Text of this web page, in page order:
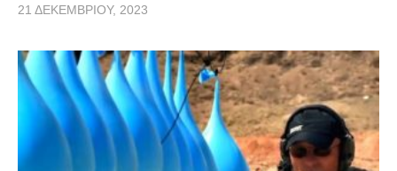
21 ΔΕΚΕΜΒΡΊΟΥ, 2023